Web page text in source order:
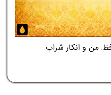
دیوان حافظ: من و انکار شراب